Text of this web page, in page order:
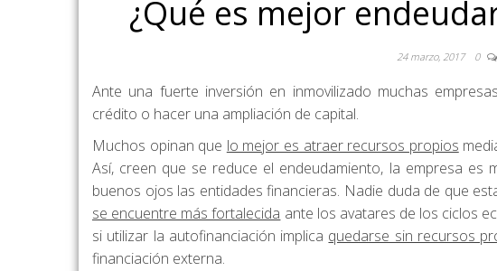
¿Qué es mejor
24 marzo, 2017 0
Ante una fuerte inversión en inmovilizado muchas
crédito o hacer una ampliación de capital.
Muchos opinan que lo mejor es atraer recursos propios
Así, creen que se reduce el endeudamiento, la empresa
buenos ojos las entidades financieras. Nadie duda de que
se encuentre más fortalecida ante los avatares de los ciclos
si utilizar la autofinanciación implica quedarse sin recursos
financiación externa.